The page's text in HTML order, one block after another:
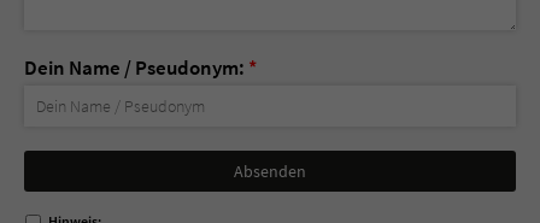
Dein Name / Pseudonym: *
Nicht
ausfüllen!